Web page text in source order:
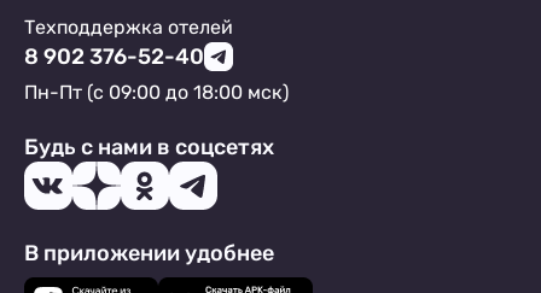
Техподдержка отелей
8 902 376-52-40
Пн-Пт (с 09:00 до 18:00 мск)
Будь с нами в соцсетях
В приложении удобнее